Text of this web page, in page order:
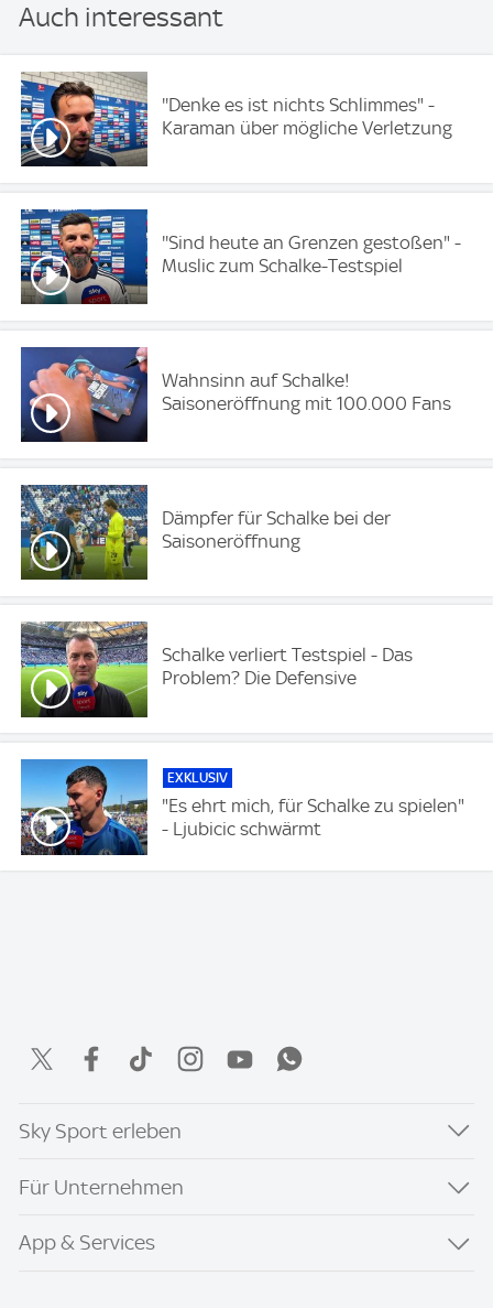
Auch interessant
''Denke es ist nichts Schlimmes" -
Karaman über mögliche Verletzung
''Sind heute an Grenzen gestoßen" -
Muslic zum Schalke-Testspiel
Wahnsinn auf Schalke!
Saisoneröffnung mit 100.000 Fans
Dämpfer für Schalke bei der
Saisoneröffnung
Schalke verliert Testspiel - Das
Problem? Die Defensive
EXKLUSIV
"Es ehrt mich, für Schalke zu spielen"
- Ljubicic schwärmt
Sky Sport erleben
Für Unternehmen
App & Services